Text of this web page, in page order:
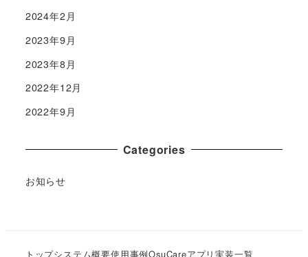
2024年2月
2023年9月
2023年8月
2022年12月
2022年9月
Categories
お知らせ
トップシステム概要使用事例OsuCareアプリ実装一覧